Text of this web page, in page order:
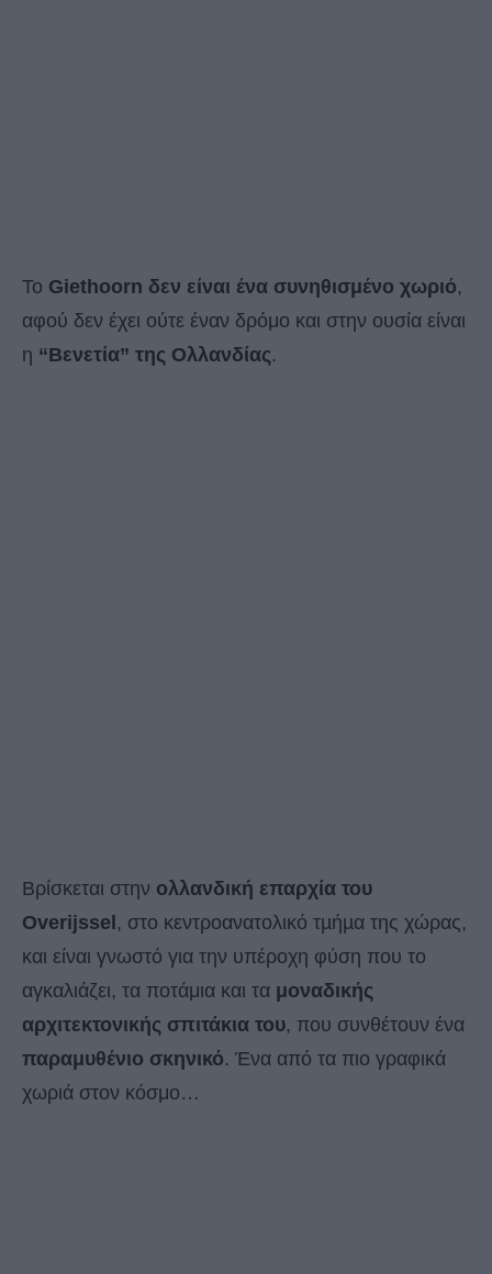
Το Giethoorn δεν είναι ένα συνηθισμένο χωριό,
αφού δεν έχει ούτε έναν δρόμο και στην ουσία είναι
η “Βενετία” της Ολλανδίας.
Βρίσκεται στην ολλανδική επαρχία του
Overijssel , στο κεντροανατολικό τµήµα της χώρας,
και είναι γνωστό για την υπέροχη φύση που το
αγκαλιάζει, τα ποτάμια και τα μοναδικής
αρχιτεκτονικής σπιτάκια του, που συνθέτουν ένα
παραμυθένιο σκηνικό. Ένα από τα πιο γραφικά
χωριά στον κόσμο…